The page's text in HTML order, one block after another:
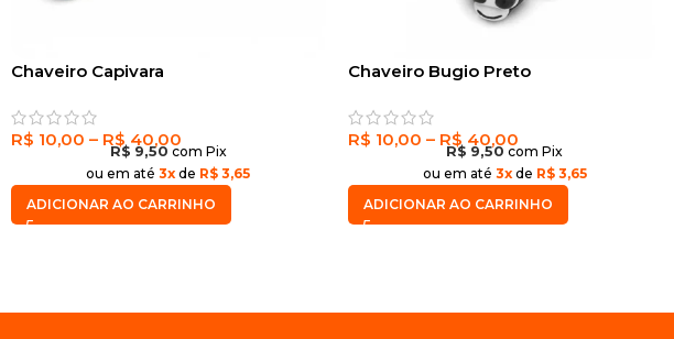
Chaveiro Capivara
R$ 10,00 – R$ 40,00
R$ 9,50 com Pix
ou em até3x de R$ 3,65
ADICIONAR AO CARRINHO
Chaveiro Bugio Preto
R$ 10,00 – R$ 40,00
R$ 9,50 com Pix
ou em até 3xde R$ 3,65
ADICIONAR AO CARRINHO